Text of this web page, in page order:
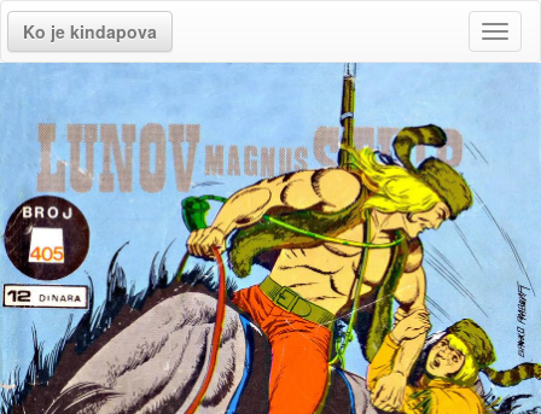
Ko je kindapova